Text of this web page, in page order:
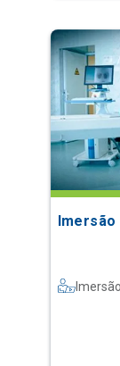
Imersão
Imersão